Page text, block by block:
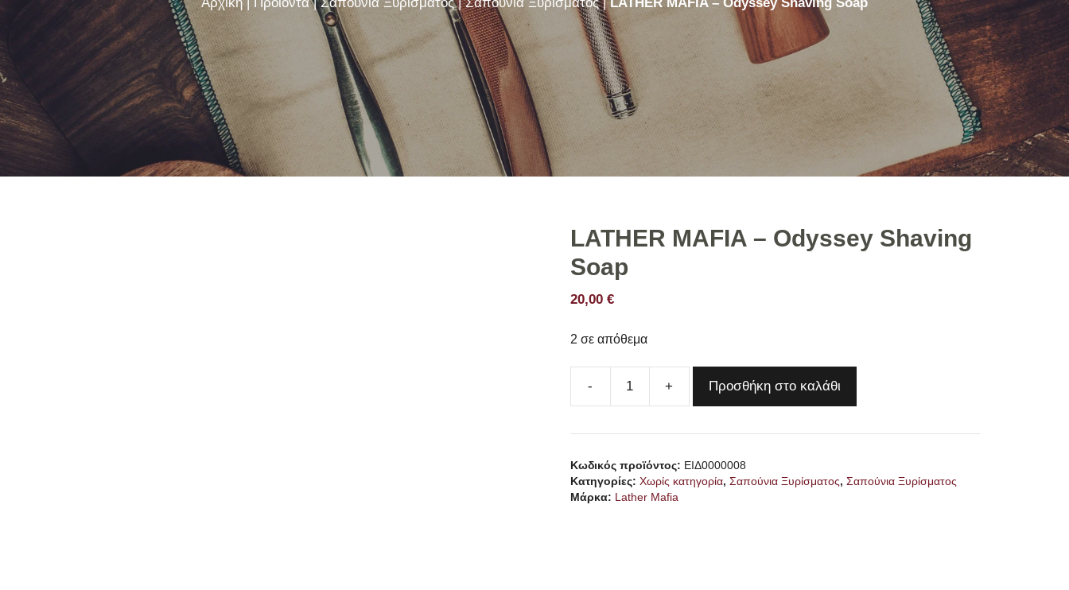
Αλόγου
Ασβού
Συνθετικά
Χοίρου
Κρέμες Ξυρίσματος
Σαπούνια Ξυρίσματος
Σετ Ξυρίσματος
Στικ Ξυρίσματος
3D Εκτυπώσεις
Ακόνισμα Φαλτσετών
Μεταχειρισμένα Είδη
LATHER MAFIA – Odyssey Shaving
Soap
20,00 €
2 σε απόθεμα
-
Shaving
Soap
Προσθήκη στο καλάθι
Κωδικός προϊόντος: ΕΙΔ0000008
Κατηγορίες: Χωρίς κατηγορία, Σαπούνια Ξυρίσματος, Σαπούνια Ξυρίσματος
Μάρκα:
Lather Mafia